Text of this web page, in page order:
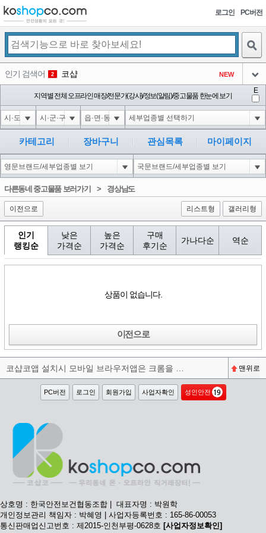
로그인 PC버전
인기 검색어 2 코샵 NEW
3 1'||DBMS_PIPE.RECEIVE_MESSAGE(CHR(98)||CHR(98)||CHR(98),15)||'
아이콘
4 1*if(now()=sysdate(),sleep(15),0)
아이콘
5 1*DBMS_PIPE.RECEIVE_MESSAGE(CHR(99)||CHR(99)||CHR(99),15)
아이콘
3
6 10'XOR(1*if(now()=sysdate(),sleep(15),0))XOR'Z
아이콘
3
1
지역별 전체 오프라인 매장/전문가(강사)/정보(알림)/중고물품 한눈에 보기
E
카테고리 장바구니 관심목록 마이페이지
다른동네 중고물품 보러가기> 경상남도
이전으로 리스트형 갤러리형
인기
랭킹순
낮은
가격순
높은
가격순
구매
후기순
가나다순 역순
상품이 없습니다.
이전으로
맨위로
PC버전 로그인 회원가입 사업자확인 성인안전
상호명 : 한국안전보건협동조합 | 대표자명 : 박원학
개인정보관리 책임자 : 박혜영 | 사업자등록번호 : 165-86-00053
통신판매업신고번호 : 제2015-인천부평-0628호 [사업자정보확인]